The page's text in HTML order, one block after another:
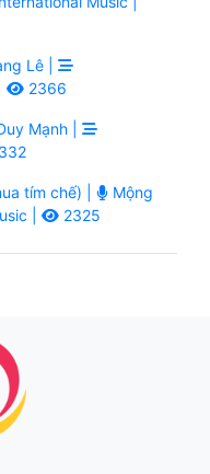
Lê |
2366
Mạnh |
tím chế) |
Mộng
| 2325